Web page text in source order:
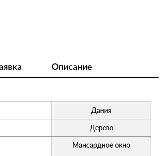
Описание
Дания
Дерево
Мансардное окно